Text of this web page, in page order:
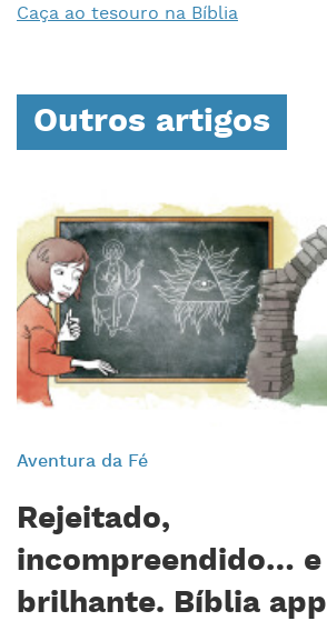
Caça ao tesouro na Bíblia
Outros artigos
Aventura da Fé
Rejeitado,
incompreendido… e
brilhante. Bíblia app